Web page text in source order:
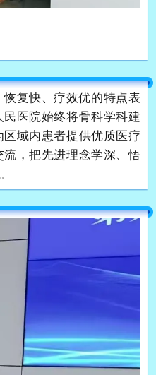
复快、疗效优的特点表
医院始终将骨科学科建
域内患者提供优质医疗
，把先进理念学深、悟